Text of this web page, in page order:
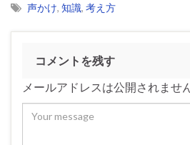
声かけ, 知識, 考え方
コメントを残す
メールアドレスは公開されません